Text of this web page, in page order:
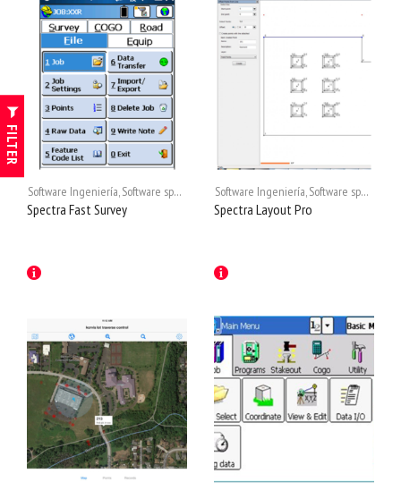
Software Ingeniería,Software spectra
Spectra Fast Survey
Software Ingeniería,Software spectra
Spectra Layout Pro
FILTER